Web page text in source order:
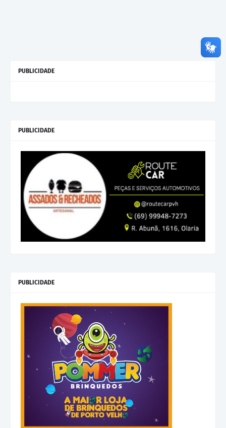
PUBLICIDADE
PUBLICIDADE
PUBLICIDADE